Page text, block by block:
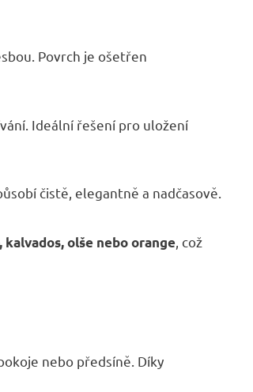
Povrch je ošetřen
Ideální řešení pro uložení
čistě, elegantně a nadčasově.
olše nebo orange, což
nebo předsíně. Díky